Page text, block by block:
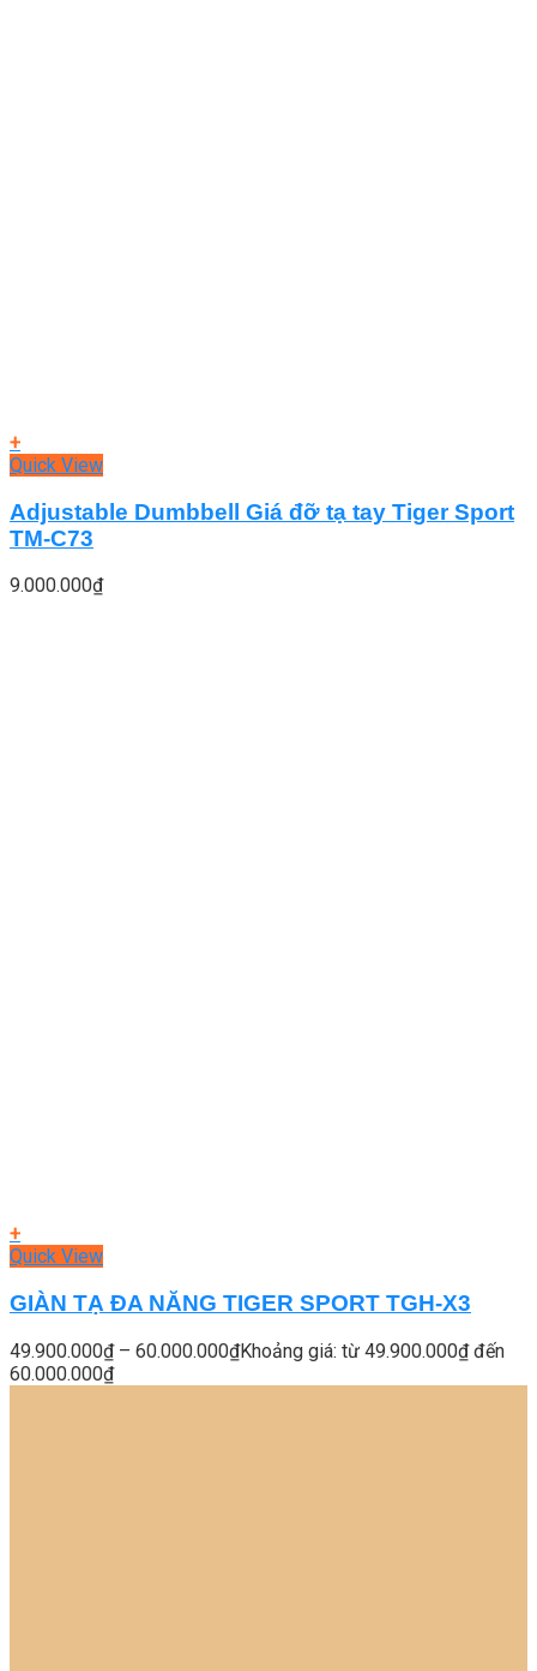
+
Quick View
Adjustable Dumbbell Giá đỡ tạ tay Tiger Sport
TM-C73
9.000.000₫
+
Quick View
GIÀN TẠ ĐA NĂNG TIGER SPORT TGH-X3
49.900.000₫ – 60.000.000₫Khoảng giá: từ 49.900.000₫ đến
60.000.000₫